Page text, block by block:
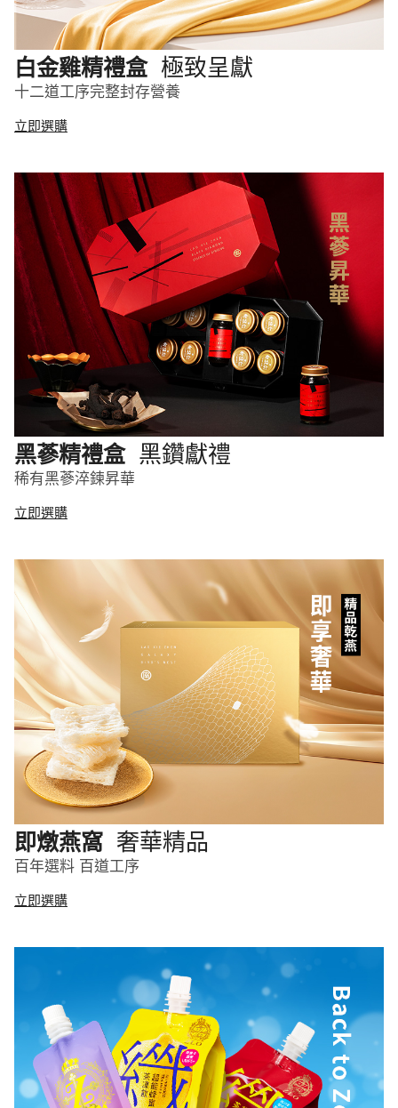
白金雞精禮盒 極致呈獻
十二道工序完整封存營養
立即選購
黑蔘精禮盒 黑鑽獻禮
稀有黑蔘淬鍊昇華
立即選購
即燉燕窩 奢華精品
百年選料 百道工序
立即選購